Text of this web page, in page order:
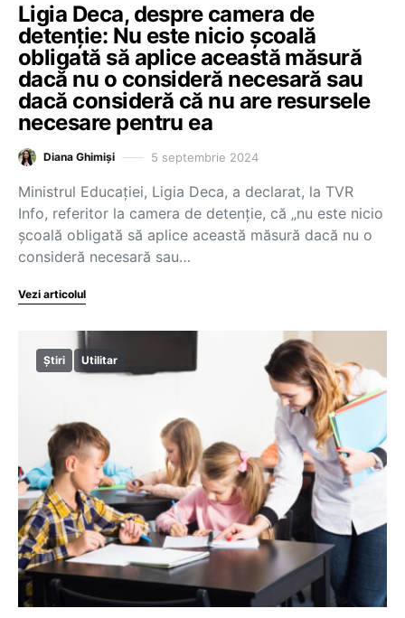
Ligia Deca, despre camera de
detenție: Nu este nicio școală
obligată să aplice această măsură
dacă nu o consideră necesară sau
dacă consideră că nu are resursele
necesare pentru ea
Diana Ghimiși 5 septembrie 2024
Ministrul Educației, Ligia Deca, a declarat, la TVR
Info, referitor la camera de detenție, că „nu este nicio
școală obligată să aplice această măsură dacă nu o
consideră necesară sau…
Vezi articolul
Știri Utilitar